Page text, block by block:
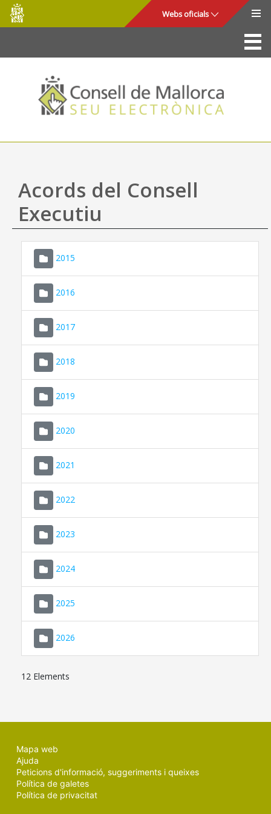
Salta al contingut principal
Consell
de
Mallorca
Webs oficials
La Seu
Consell de Mallorca
Accés i seguretat
Utilitats
Ajuda
Acords del Consell
Executiu
2015
2016
2017
2018
2019
2020
2021
2022
2023
2024
2025
2026
12 Elements
Mapa web
Ajuda
Peticions d'informació, suggeriments i queixes
Política de galetes
Política de privacitat